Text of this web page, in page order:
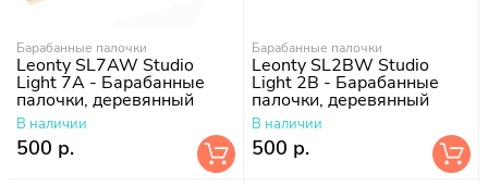
Барабанные палочки
Leonty SL7AW Studio
Light 7A - Барабанные
палочки, деревянный
наконечник
В наличии
500 р.
Барабанные палочки
Leonty SL2BW Studio
Light 2В - Барабанные
палочки, деревянный
наконечник
В наличии
500 р.